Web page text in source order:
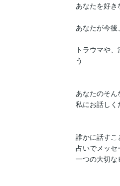
あなたを好
あなたが今
トラウマや
う
あなたのそん
私にお話しく
誰かに話すこ
占いでメッセ
一つの大切な